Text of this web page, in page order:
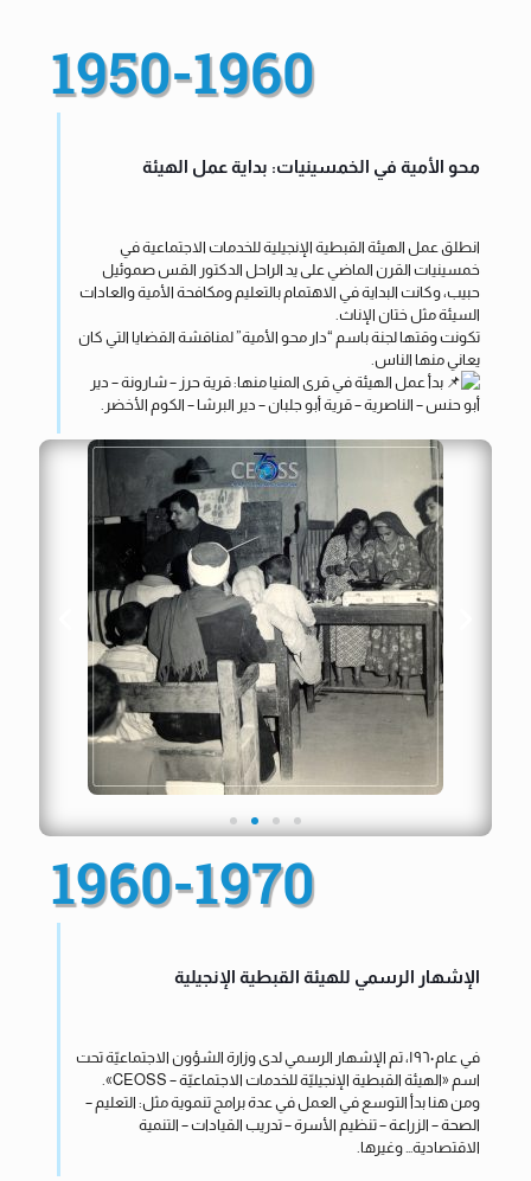
1950-1960
محو الأمية في الخمسينيات: بداية عمل الهيئة
انطلق عمل الهيئة القبطية الإنجيلية للخدمات الاجتماعية في
خمسينيات القرن الماضي على يد الراحل الدكتور القس صموئيل
حبيب، وكانت البداية في الاهتمام بالتعليم ومكافحة الأمية والعادات
السيئة مثل ختان الإناث.
تكونت وقتها لجنة باسم “دار محو الأمية” لمناقشة القضايا التي كان
يعاني منها الناس.
بدأ عمل الهيئة في قرى المنيا منها: قرية حرز – شارونة – دير
أبو حنس – الناصرية – قرية أبو جلبان – دير البرشا – الكوم الأخضر.
1960-1970
الإشهار الرسمي للهيئة القبطية الإنجيلية
في عام ١٩٦٠، تم الإشهار الرسمي لدى وزارة الشؤون الاجتماعيّة تحت
اسم «الهيئة القبطية الإنجيليّة للخدمات الاجتماعيّة – CEOSS».
ومن هنا بدأ التوسع في العمل في عدة برامج تنموية مثل: التعليم –
الصحة – الزراعة – تنظيم الأسرة – تدريب القيادات – التنمية
الاقتصادية… وغيرها.